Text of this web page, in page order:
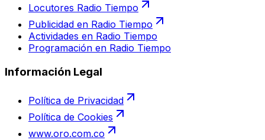
Locutores Radio Tiempo
Publicidad en Radio Tiempo
Actividades en Radio Tiempo
Programación en Radio Tiempo
Información Legal
Política de Privacidad
Política de Cookies
www.oro.com.co